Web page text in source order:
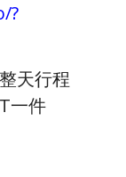
?
天行程
一件